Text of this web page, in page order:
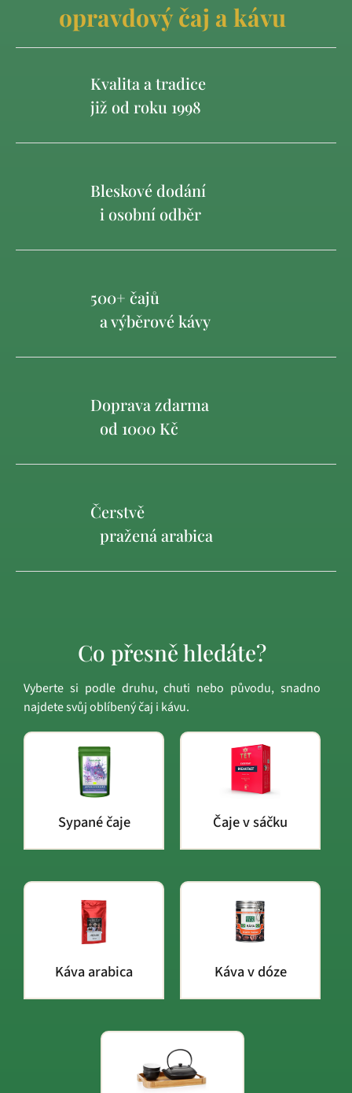
opravdový čaj a kávu
Kvalita a tradice
již od roku 1998
Bleskové dodání
i osobní odběr
500+ čajů
a výběrové kávy
Doprava zdarma
od 1000 Kč
Čerstvě
pražená arabica
Co přesně hledáte?
Vyberte si podle druhu, chuti nebo původu, snadno
najdete svůj oblíbený čaj i kávu.
Sypané čaje Čaje v sáčku
Káva arabica Káva v dóze